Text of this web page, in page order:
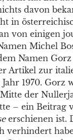
davon
in
von einigen
Michel
Namen
Artikel zur
1970. Gorz
der
– ein Beitrag
erschienen ist.
verhindert